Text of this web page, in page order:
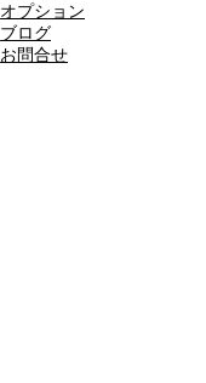
オプション
ブログ
お問合せ